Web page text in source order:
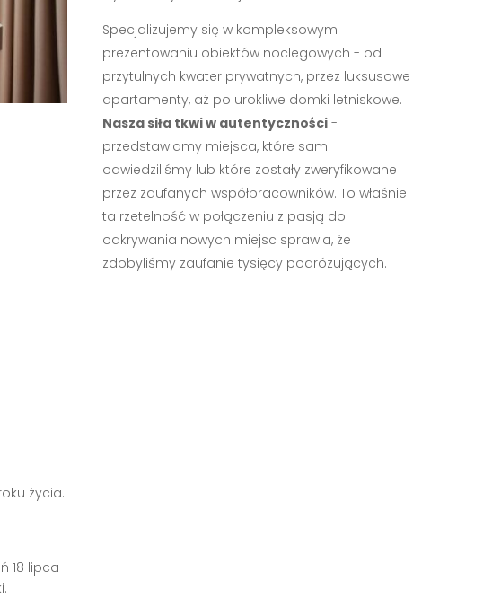
życia.
18 lipca
Specjalizujemy się w kompleksowym
prezentowaniu obiektów noclegowych - od
przytulnych kwater prywatnych, przez luksusowe
apartamenty, aż po urokliwe domki letniskowe.
Nasza siła tkwi w autentyczności-
przedstawiamy miejsca, które sami
odwiedziliśmy lub które zostały zweryfikowane
przez zaufanych współpracowników. To właśnie
ta rzetelność w połączeniu z pasją do
odkrywania nowych miejsc sprawia, że
zdobyliśmy zaufanie tysięcy podróżujących.